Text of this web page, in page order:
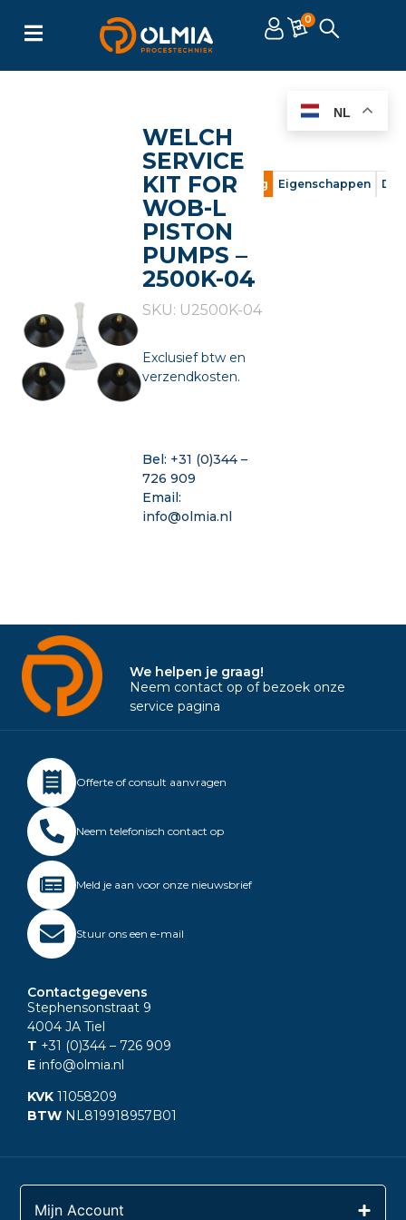
0
WELCH
SERVICE
KIT FOR
WOB-L
PISTON
PUMPS –
2500K-04
SKU: U2500K-04
Exclusief btw en
verzendkosten.
Bel: +31 (0)344 –
726 909
Email:
info@olmia.nl
Omschrijving Eigenschappen
We helpen je graag!
Neem contact op of bezoek onze
service pagina
Offerte of consult aanvragen
Neem telefonisch contact op
Meld je aan voor onze nieuwsbrief
Stuur ons een e-mail
Contactgegevens
Stephensonstraat 9
4004 JA Tiel
T +31 (0)344 – 726 909
E info@olmia.nl
KVK 11058209
BTW NL819918957B01
Mijn Account
NL